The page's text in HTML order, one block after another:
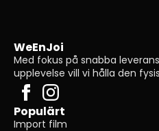
WeEnJoi
Med fokus på snabba
upplevelse vill vi hålla den
Populärt
Import film